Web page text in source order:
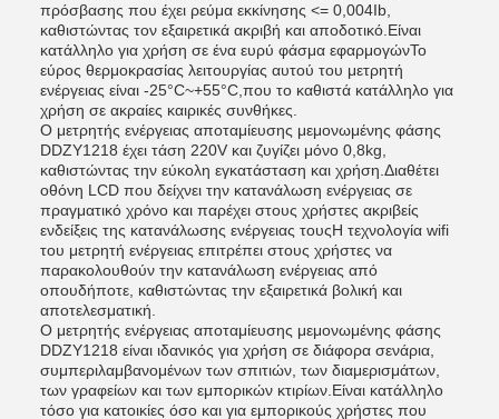
πρόσβασης που έχει ρεύμα εκκίνησης <= 0,004Ib,
καθιστώντας τον εξαιρετικά ακριβή και αποδοτικό.Είναι
κατάλληλο για χρήση σε ένα ευρύ φάσμα εφαρμογώνΤο
εύρος θερμοκρασίας λειτουργίας αυτού του μετρητή
ενέργειας είναι -25°C~+55°C,που το καθιστά κατάλληλο για
χρήση σε ακραίες καιρικές συνθήκες.
Ο μετρητής ενέργειας αποταμίευσης μεμονωμένης φάσης
DDZY1218 έχει τάση 220V και ζυγίζει μόνο 0,8kg,
καθιστώντας την εύκολη εγκατάσταση και χρήση.Διαθέτει
οθόνη LCD που δείχνει την κατανάλωση ενέργειας σε
πραγματικό χρόνο και παρέχει στους χρήστες ακριβείς
ενδείξεις της κατανάλωσης ενέργειας τουςΗ τεχνολογία wifi
του μετρητή ενέργειας επιτρέπει στους χρήστες να
παρακολουθούν την κατανάλωση ενέργειας από
οπουδήποτε, καθιστώντας την εξαιρετικά βολική και
αποτελεσματική.
Ο μετρητής ενέργειας αποταμίευσης μεμονωμένης φάσης
DDZY1218 είναι ιδανικός για χρήση σε διάφορα σενάρια,
συμπεριλαμβανομένων των σπιτιών, των διαμερισμάτων,
των γραφείων και των εμπορικών κτιρίων.Είναι κατάλληλο
τόσο για κατοικίες όσο και για εμπορικούς χρήστες που